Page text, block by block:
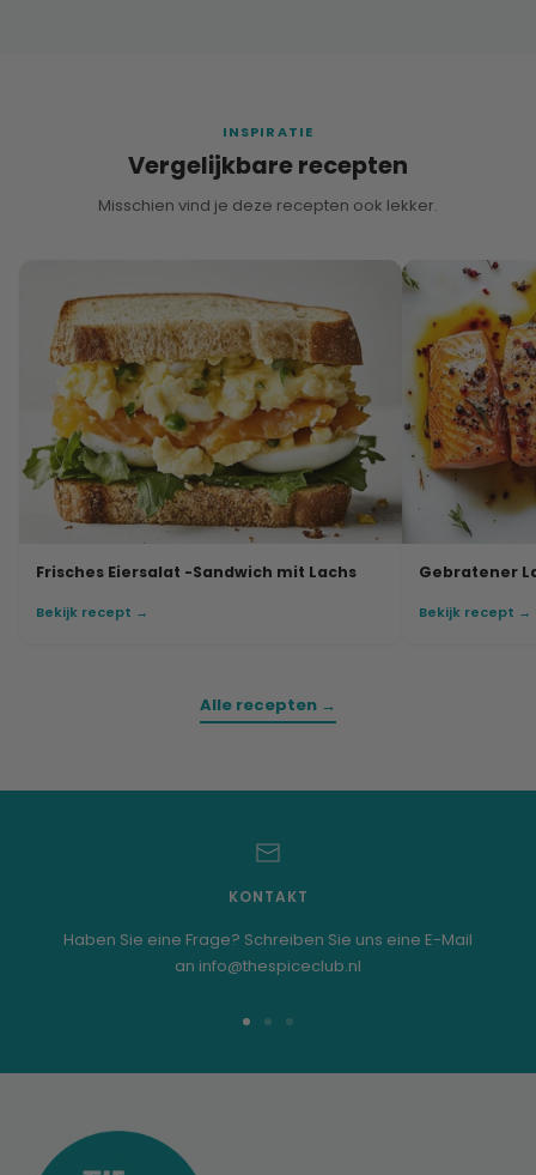
INSPIRATIE
Vergelijkbare recepten
Misschien vind je deze recepten ook lekker.
Frisches Eiersalat -Sandwich mit Lachs
Bekijk recept →
Gebratener
Bekijk recept →
Alle recepten →
KONTAKT
Haben Sie eine Frage? Schreiben Sie uns eine E-Mail
an info@thespiceclub.nl